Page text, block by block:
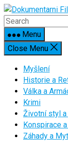
Skip
to
contentMenu
Close Menu
Myšlení
Historie a
Válka a
Krimi
Životní styl
Konspirace
Záhady a